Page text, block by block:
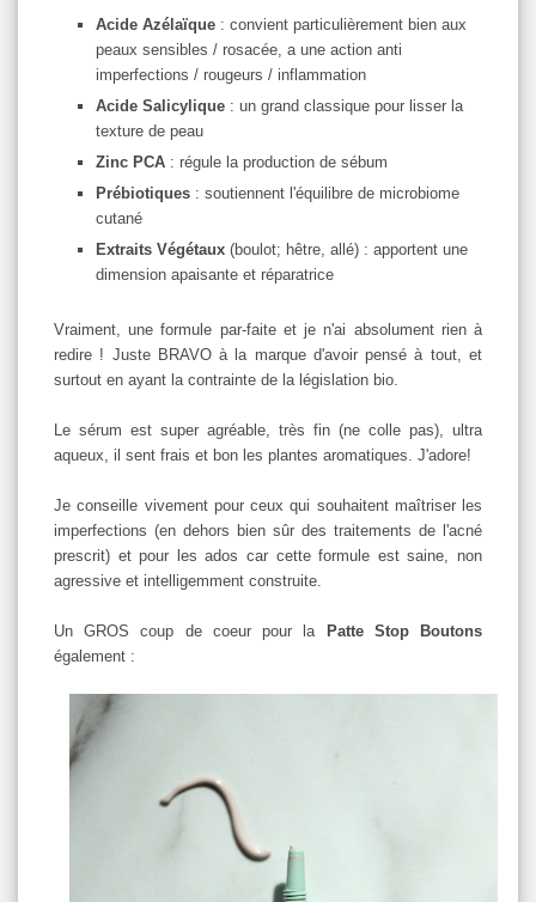
Acide Azélaïque : convient particulièrement bien aux
peaux sensibles / rosacée, a une action anti
imperfections / rougeurs / inflammation
Acide Salicylique : un grand classique pour lisser la
texture de peau
Zinc PCA : régule la production de sébum
Prébiotiques : soutiennent l'équilibre de microbiome
cutané
Extraits Végétaux (boulot; hêtre, allé) : apportent une
dimension apaisante et réparatrice
Vraiment, une formule par-faite et je n'ai absolument rien à
redire ! Juste BRAVO à la marque d'avoir pensé à tout, et
surtout en ayant la contrainte de la législation bio.
Le sérum est super agréable, très fin (ne colle pas), ultra
aqueux, il sent frais et bon les plantes aromatiques. J'adore!
Je conseille vivement pour ceux qui souhaitent maîtriser les
imperfections (en dehors bien sûr des traitements de l'acné
prescrit) et pour les ados car cette formule est saine, non
agressive et intelligemment construite.
Un GROS coup de coeur pour la Patte Stop Boutons
également :